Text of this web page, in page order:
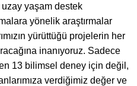
yaşam destek
yönelik araştırmalar
yürüttüğü projelerin her
inanıyoruz. Sadece
13 bilimsel deney için değil,
verdiğimiz değer ve